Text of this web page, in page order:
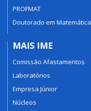
PROFMAT
Doutorado em Matemática
MAIS IME
Comissão Afastamentos
Laboratórios
Empresa Júnior
Núcleos